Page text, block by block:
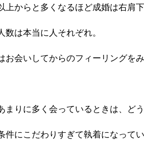
上からと多くなるほど成婚は右肩
数は本当に人それぞれ。
お会いしてからのフィーリングを
まりに多く会っているときは、ど
件にこだわりすぎて執着になって